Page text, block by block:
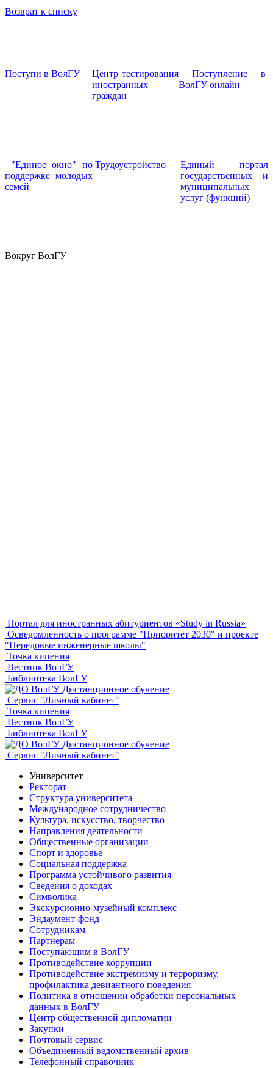
Возврат к списку
Поступи в ВолГУ
Центр тестирования
иностранных
граждан
Поступление в
ВолГУ онлайн
"Единое окно" по
поддержке молодых
семей
Трудоустройство
Единый портал
государственных и
муниципальных
услуг (функций)
Вокруг ВолГУ
Портал для иностранных абитуриентов «Study in Russia»
Осведомленность о программе "Приоритет 2030" и проекте
"Передовые инженерные школы"
Точка кипения
Вестник ВолГУ
Библиотека ВолГУ
Дистанционное обучение
Сервис "Личный кабинет"
Точка кипения
Вестник ВолГУ
Библиотека ВолГУ
Дистанционное обучение
Сервис "Личный кабинет"
Университет
Ректорат
Структура университета
Международное сотрудничество
Культура, искусство, творчество
Направления деятельности
Общественные организации
Спорт и здоровье
Социальная поддержка
Программа устойчивого развития
Сведения о доходах
Символика
Экскурсионно-музейный комплекс
Эндаумент-фонд
Сотрудникам
Партнерам
Поступающим в ВолГУ
Противодействие коррупции
Противодействие экстремизму и терроризму,
профилактика девиантного поведения
Политика в отношении обработки персональных
данных в ВолГУ
Центр общественной дипломатии
Закупки
Почтовый сервис
Объединенный ведомственный архив
Телефонный справочник